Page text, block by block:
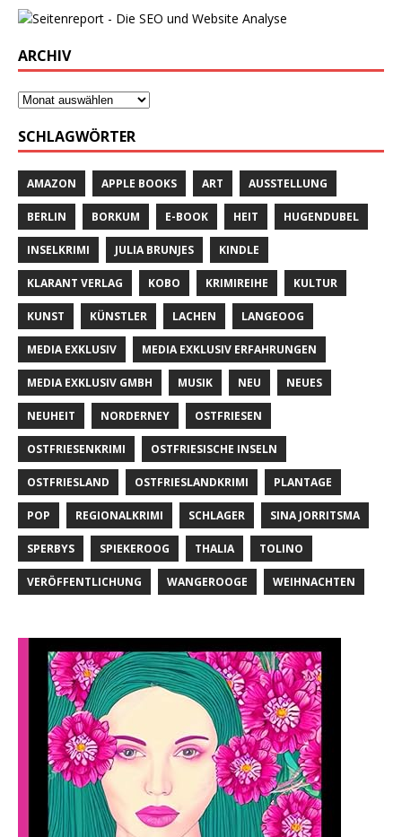
ARCHIV
SCHLAGWÖRTER
AMAZON APPLE BOOKS ART AUSSTELLUNG
BERLIN BORKUM E-BOOK HEIT HUGENDUBEL
INSELKRIMI JULIA BRUNJES KINDLE
KLARANT VERLAG KOBO KRIMIREIHE KULTUR
KUNST KÜNSTLER LACHEN LANGEOOG
MEDIA EXKLUSIV MEDIA EXKLUSIV ERFAHRUNGEN
MEDIA EXKLUSIV GMBH MUSIK NEU NEUES
NEUHEIT NORDERNEY OSTFRIESEN
OSTFRIESENKRIMI OSTFRIESISCHE INSELN
OSTFRIESLAND OSTFRIESLANDKRIMI PLANTAGE
POP REGIONALKRIMI SCHLAGER SINA JORRITSMA
SPERBYS SPIEKEROOG THALIA TOLINO
VERÖFFENTLICHUNG WANGEROOGE WEIHNACHTEN